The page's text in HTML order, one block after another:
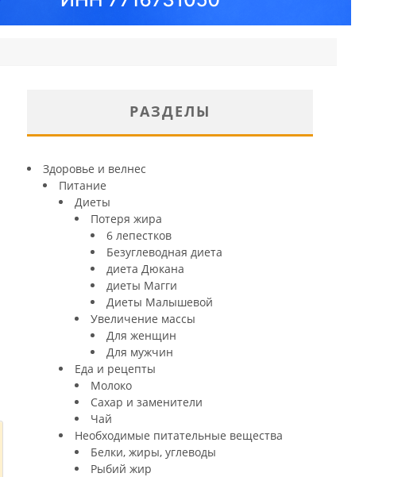
РАЗДЕЛЫ
Здоровье и велнес
Питание
Диеты
Потеря жира
6 лепестков
Безуглеводная диета
диета Дюкана
диеты Магги
Диеты Малышевой
Увеличение массы
Для женщин
Для мужчин
Еда и рецепты
Молоко
Сахар и заменители
Чай
Необходимые питательные вещества
Белки, жиры, углеводы
Рыбий жир